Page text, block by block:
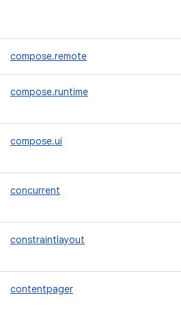
compose.remote
compose.runtime
compose.ui
concurrent
constraintlayout
contentpager